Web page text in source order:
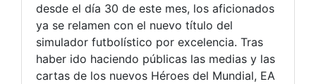
desde el día 30 de este mes, los aficionados
ya se relamen con el nuevo título del
simulador futbolístico por excelencia. Tras
haber ido haciendo públicas las medias y las
cartas de los nuevos Héroes del Mundial, EA